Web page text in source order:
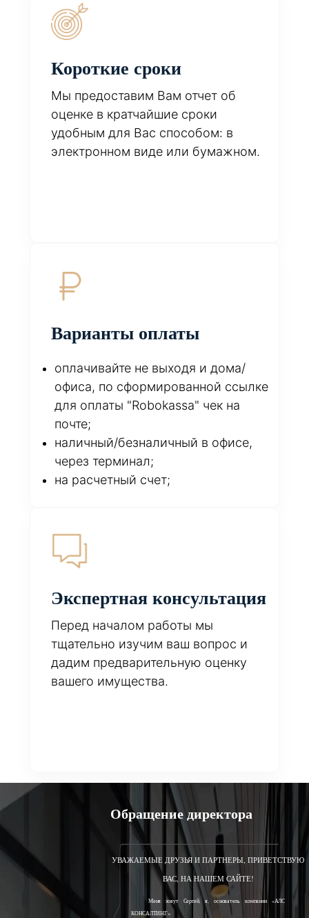
Короткие сроки
Мы предоставим Вам отчет об
оценке в кратчайшие сроки
удобным для Вас способом: в
электронном виде или бумажном.
Варианты оплаты
оплачивайте не выходя и дома/
офиса, по сформированной ссылке
для оплаты "Robokassa" чек на
почте;
наличный/безналичный в офисе,
через терминал;
на расчетный счет;
Экспертная консультация
Перед началом работы мы
тщательно изучим ваш вопрос и
дадим предварительную оценку
вашего имущества.
Обращение директора
УВАЖАЕМЫЕ ДРУЗЬЯ И ПАРТНЕРЫ, ПРИВЕТСТВУЮ
ВАС, НА НАШЕМ САЙТЕ!
Меня зовут Сергей, я, основатель компании «АЛС
КОНСАЛТИНГ».